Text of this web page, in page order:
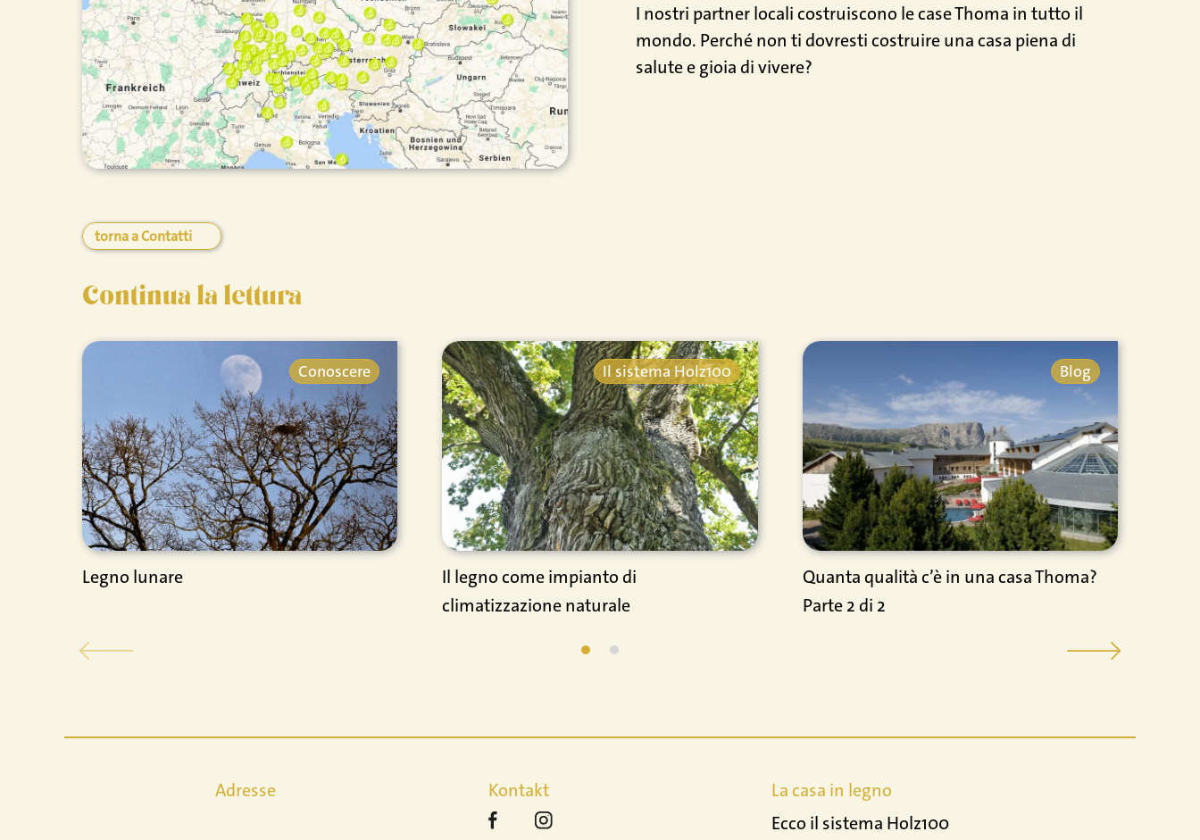
I nostri partner locali costruiscono le case Thoma in tutto il
mondo. Perché non ti dovresti costruire una casa piena di
salute e gioia di vivere?
torna a Contatti
Continua la lettura
Conoscere
Legno lunare
Il sistema Holz100
Il legno come impianto di
climatizzazione naturale
Blog
Quanta qualità c’è in una casa Thoma?
Parte 2 di 2
Adresse Kontakt
La casa in legno
Ecco il sistema Holz100